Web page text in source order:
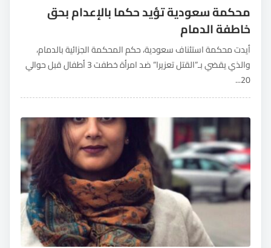
محكمة سعودية تؤيد حكما بالإعدام بحق
خاطفة الدمام
أيدت محكمة استئناف سعودية، حكم المحكمة الجزائية بالدمام،
والذي يقضي بـ”القتل تعزيرا” ضد امرأة خطفت 3 أطفال قبل حوالي
20...